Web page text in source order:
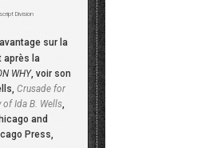
Division
sur la
après la
WHY, voir son
Crusade for
of Ida B. Wells,
and
Press,